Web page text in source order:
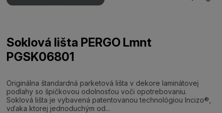
Soklová lišta PERGO Lmnt
PGSK06801
Originálna štandardná parketová lišta v dekore laminátovej
podlahy so špičkovou odolnosťou voči opotrebovaniu.
Soklová lišta je vybavená patentovanou technológiou Incizo®,
vďaka ktorej jednoduchým od...